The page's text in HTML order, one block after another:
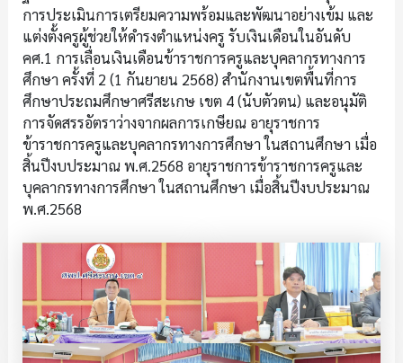
การประเมินการเตรียมความพร้อมและพัฒนาอย่างเข้ม และ
แต่งตั้งครูผู้ช่วยให้ดำรงตำแหน่งครู รับเงินเดือนในอันดับ
คศ.1 การเลื่อนเงินเดือนข้าราชการครูและบุคลากรทางการ
ศึกษา ครั้งที่ 2 (1 กันยายน 2568) สำนักงานเขตพื้นที่การ
ศึกษาประถมศึกษาศรีสะเกษ เขต 4 (นับตัวตน) และอนุมัติ
การจัดสรรอัตราว่างจากผลการเกษียณ อายุราชการ
ข้าราชการครูและบุคลากรทางการศึกษา ในสถานศึกษา เมื่อ
สิ้นปีงบประมาณ พ.ศ.2568 อายุราชการข้าราชการครูและ
บุคลากรทางการศึกษา ในสถานศึกษา เมื่อสิ้นปีงบประมาณ
พ.ศ.2568